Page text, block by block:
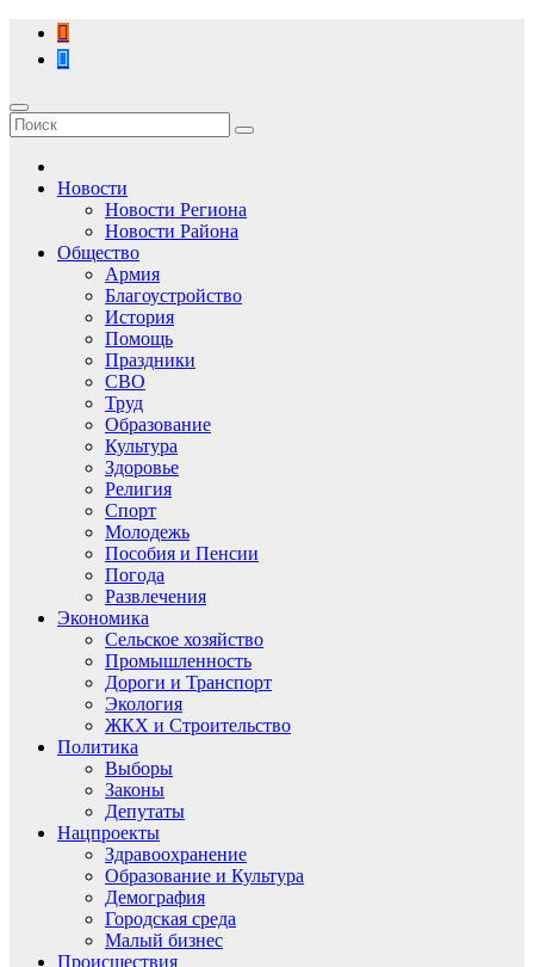
Перейти
содержимому
Новости
Новости Региона
Новости Района
Общество
Армия
Благоустройство
История
Помощь
Праздники
СВО
Труд
Образование
Культура
Здоровье
Религия
Спорт
Молодежь
Пособия и Пенсии
Погода
Развлечения
Экономика
Сельское хозяйство
Промышленность
Дороги и Транспорт
Экология
ЖКХ и Строительство
Политика
Выборы
Законы
Депутаты
Нацпроекты
Здравоохранение
Образование и Культура
Демография
Городская среда
Малый бизнес
Происшествия